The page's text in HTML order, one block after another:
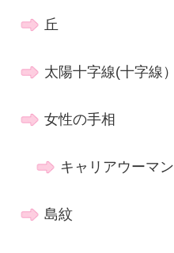
丘
太陽十字線(十字線）
女性の手相
キャリアウーマン
島紋